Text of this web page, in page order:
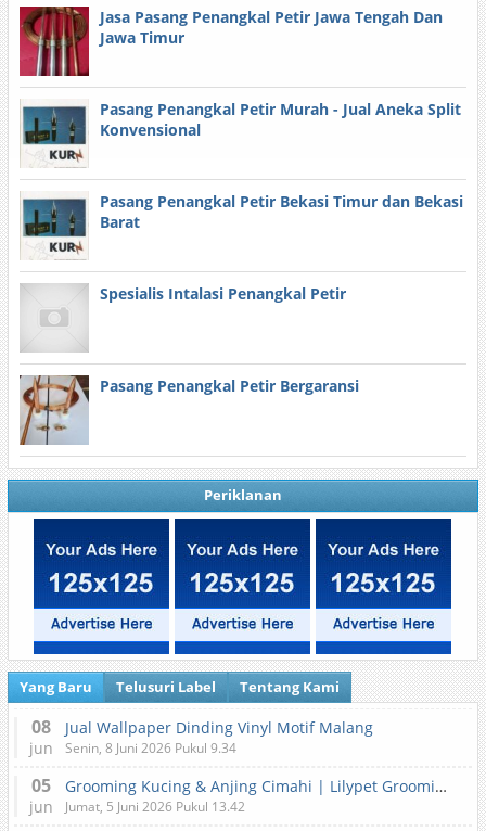
Jasa Pasang Penangkal Petir Jawa Tengah Dan
Jawa Timur
Pasang Penangkal Petir Murah - Jual Aneka Split
Konvensional
Pasang Penangkal Petir Bekasi Timur dan Bekasi
Barat
Spesialis Intalasi Penangkal Petir
Pasang Penangkal Petir Bergaransi
Periklanan
Yang Baru Telusuri Label Tentang Kami
08
jun
Jual Wallpaper Dinding Vinyl Motif Malang
Senin, 8 Juni 2026 Pukul 9.34
05
jun
Grooming Kucing & Anjing Cimahi | Lilypet Grooming & Pet Hotel
Jumat, 5 Juni 2026 Pukul 13.42